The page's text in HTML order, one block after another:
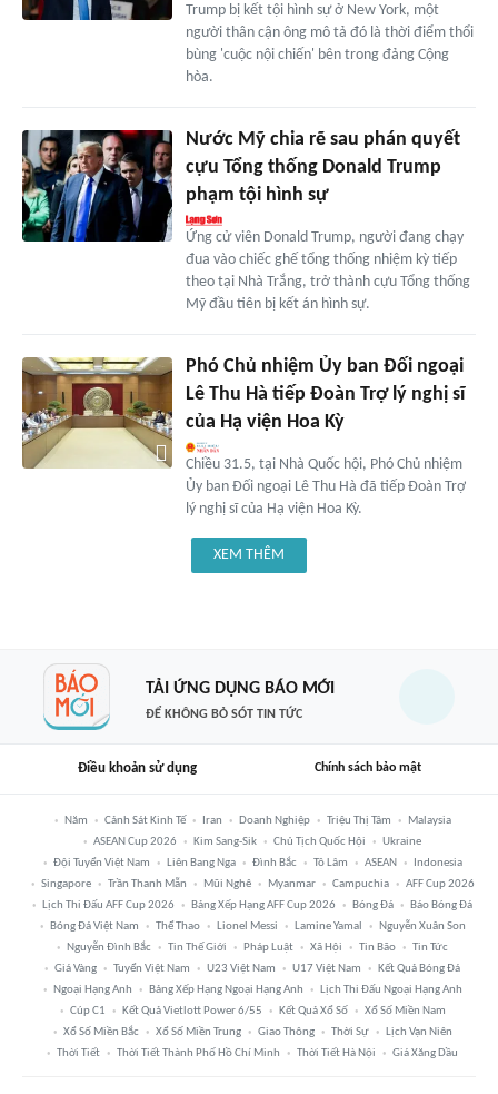
Trump bị kết tội hình sự ở New York, một
người thân cận ông mô tả đó là thời điểm thổi
bùng 'cuộc nội chiến' bên trong đảng Cộng
hòa.
Nước Mỹ chia rẽ sau phán quyết
cựu Tổng thống Donald Trump
phạm tội hình sự
Ứng cử viên Donald Trump, người đang chạy
đua vào chiếc ghế tổng thống nhiệm kỳ tiếp
theo tại Nhà Trắng, trở thành cựu Tổng thống
Mỹ đầu tiên bị kết án hình sự.
Phó Chủ nhiệm Ủy ban Đối ngoại
Lê Thu Hà tiếp Đoàn Trợ lý nghị sĩ
của Hạ viện Hoa Kỳ
Chiều 31.5, tại Nhà Quốc hội, Phó Chủ nhiệm
Ủy ban Đối ngoại Lê Thu Hà đã tiếp Đoàn Trợ
lý nghị sĩ của Hạ viện Hoa Kỳ.
XEM THÊM
TẢI ỨNG DỤNG BÁO MỚI
ĐỂ KHÔNG BỎ SÓT TIN TỨC
Điều khoản sử dụng Chính sách bảo mật
Năm Cảnh Sát Kinh Tế Iran Doanh Nghiệp Triệu Thị Tâm
Malaysia
ASEAN Cup 2026
Kim Sang-Sik Chủ Tịch Quốc Hội
Ukraine
Đội Tuyển Việt Nam
Liên Bang Nga Đình Bắc Tô Lâm ASEAN
Indonesia
Singapore
Trần Thanh Mẫn Mũi Nghê Myanmar Campuchia
AFF Cup 2026
Lịch Thi Đấu AFF Cup 2026
Bảng Xếp Hạng AFF Cup 2026 Bóng Đá
Báo Bóng Đá
Bóng Đá Việt Nam
Thể Thao Lionel Messi Lamine Yamal
Nguyễn Xuân Son
Nguyễn Đình Bắc
Tin Thế Giới Pháp Luật Xã Hội Tin Bão
Tin Tức
Giá Vàng
Tuyển Việt Nam U23 Việt Nam U17 Việt Nam
Kết Quả Bóng Đá
Ngoại Hạng Anh
Bảng Xếp Hạng Ngoại Hạng Anh
Lịch Thi Đấu Ngoại Hạng Anh
Cúp C1
Kết Quả Vietlott Power 6/55 Kết Quả Xổ Số
Xổ Số Miền Nam
Xổ Số Miền Bắc
Xổ Số Miền Trung Giao Thông Thời Sự
Lịch Vạn Niên
Thời Tiết
Thời Tiết Thành Phố Hồ Chí Minh Thời Tiết Hà Nội Giá Xăng Dầu